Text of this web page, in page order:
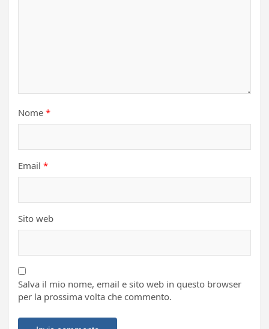
Nome *
Email *
Sito web
Salva il mio nome, email e sito web in questo browser
per la prossima volta che commento.